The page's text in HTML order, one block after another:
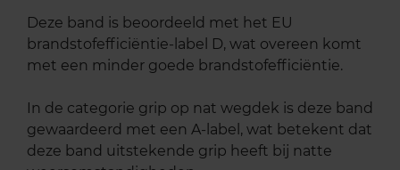
Deze band is beoordeeld met het EU
brandstofefficiëntie-label D, wat overeen komt
met een minder goede brandstofefficiëntie.
In de categorie grip op nat wegdek is deze band
gewaardeerd met een A-label, wat betekent dat
deze band uitstekende grip heeft bij natte